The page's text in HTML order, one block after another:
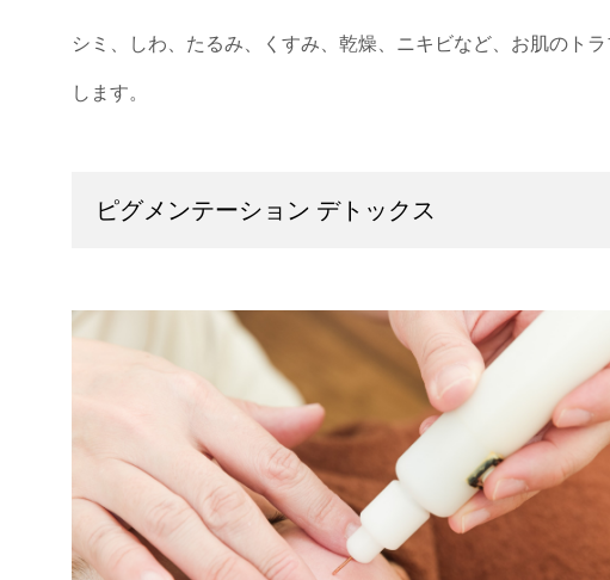
シミ、しわ、たるみ、くすみ、乾燥、ニキビなど、お肌のト
します。
ピグメンテーション デトックス